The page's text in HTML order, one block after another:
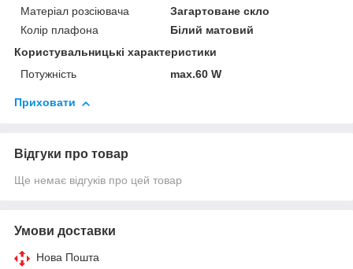
Матеріал розсіювача
Загартоване скло
Колір плафона
Білий матовий
Користувальницькі характеристики
Потужність
max.60 W
Приховати
Відгуки про товар
Ще немає відгуків про цей товар
Умови доставки
Нова Пошта